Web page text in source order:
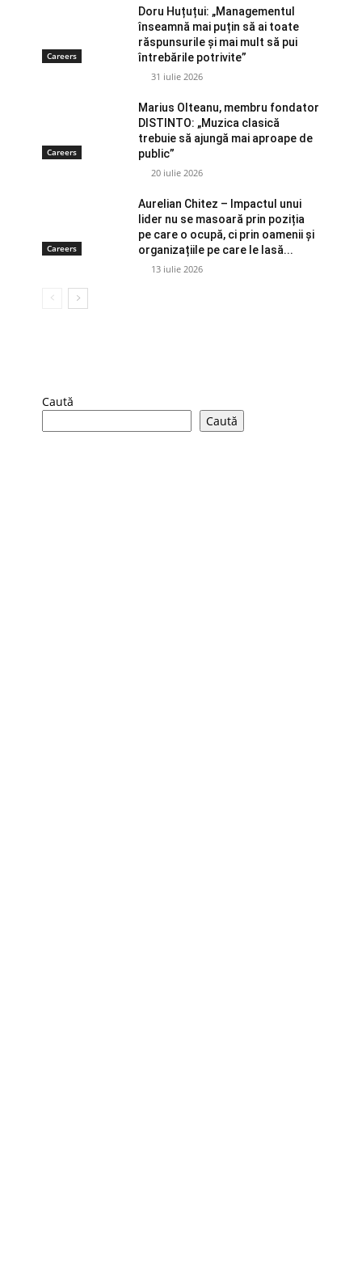
Careers
Doru Huțuțui: „Managementul
înseamnă mai puțin să ai toate
răspunsurile și mai mult să pui
întrebările potrivite”
31 iulie 2026
Careers
Marius Olteanu, membru fondator
DISTINTO: „Muzica clasică
trebuie să ajungă mai aproape de
public”
20 iulie 2026
Careers
Aurelian Chitez – Impactul unui
lider nu se masoară prin poziția
pe care o ocupă, ci prin oamenii și
organizațiile pe care le lasă...
13 iulie 2026
Caută
Caută